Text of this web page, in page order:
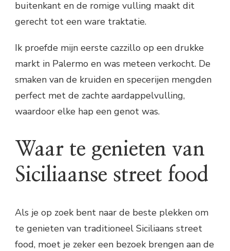
buitenkant en de romige vulling maakt dit
gerecht tot een ware traktatie.
Ik proefde mijn eerste cazzillo op een drukke
markt in Palermo en was meteen verkocht. De
smaken van de kruiden en specerijen mengden
perfect met de zachte aardappelvulling,
waardoor elke hap een genot was.
Waar te genieten van
Siciliaanse street food
Als je op zoek bent naar de beste plekken om
te genieten van traditioneel Siciliaans street
food, moet je zeker een bezoek brengen aan de